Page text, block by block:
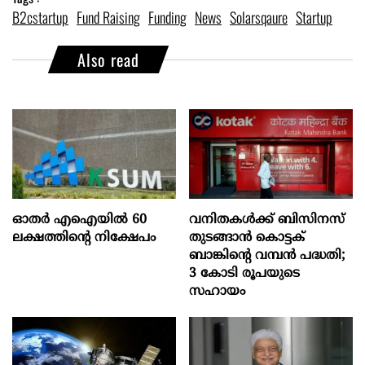
B2cstartup Fund Raising Funding News Solarsqaure Startup
Also read
ഓതര്‍ എഐയില്‍ 60
ലക്ഷത്തിന്റെ നിക്ഷേപം
വനിതകൾക്ക് ബിസിനസ്
തുടങ്ങാൻ കൊട്ടക്
ബാങ്കിൻ്റെ വമ്പൻ പദ്ധതി;
3 കോടി രൂപയുടെ
സഹായം